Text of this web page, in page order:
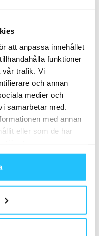
att anpassa innehållet
funktioner
vår trafik. Vi
och annan
medier och
samarbetar med.
med annan
eller som de har
sent att bli Personlig